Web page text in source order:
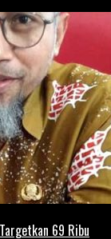
69 Ribu